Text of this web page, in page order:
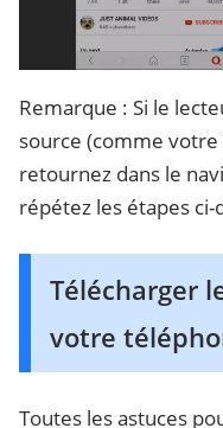
Remarque : Si le
source (comme
retournez dans le
répétez les étapes ci-
Télécharger
votre
Toutes les astuces